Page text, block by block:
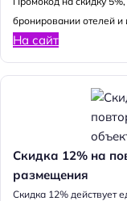
бронировании отелей и
На сайт
Скидка 12% на
размещения
Cкидка 12% действует